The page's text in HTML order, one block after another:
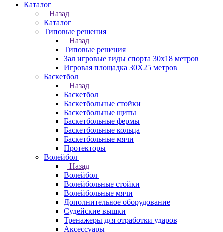
Каталог
Назад
Каталог
Типовые решения
Назад
Типовые решения
Зал игровые виды спорта 30x18 метров
Игровая площадка 30Х25 метров
Баскетбол
Назад
Баскетбол
Баскетбольные стойки
Баскетбольные щиты
Баскетбольные фермы
Баскетбольные кольца
Баскетбольные мячи
Протекторы
Волейбол
Назад
Волейбол
Волейбольные стойки
Волейбольные мячи
Дополнительное оборудование
Судейские вышки
Тренажеры для отработки ударов
Аксессуары